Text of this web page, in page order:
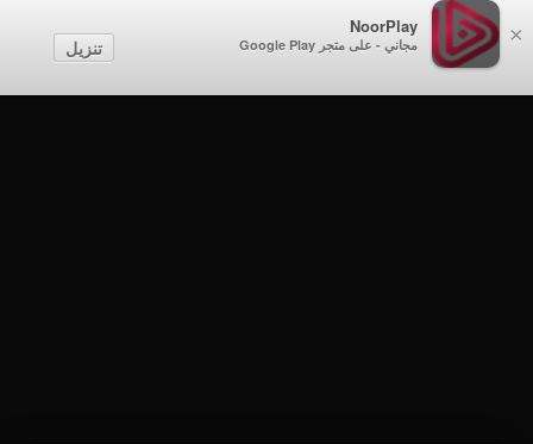
×
NoorPlay
مجاني - على متجر Google Play تنزيل